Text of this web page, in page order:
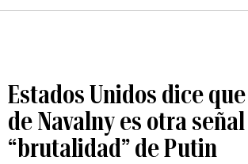
Estados Unidos dice
de Navalny es otra
“brutalidad” de Putin